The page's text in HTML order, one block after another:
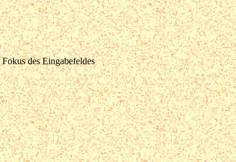
des Eingabefeldes